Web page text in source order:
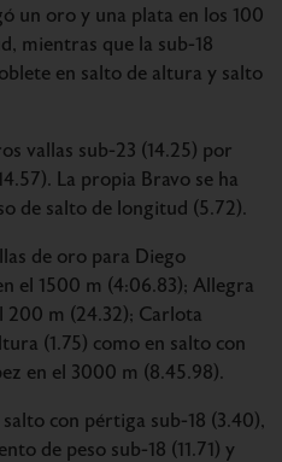
un oro y una plata en los 100
mientras que la sub-18
en salto de altura y salto
vallas sub-23 (14.25) por
La propia Bravo se ha
de salto de longitud (5.72).
de oro para Diego
el 1500 m (4:06.83); Allegra
200 m (24.32); Carlota
(1.75) como en salto con
en el 3000 m (8.45.98).
con pértiga sub-18 (3.40),
de peso sub-18 (11.71) y